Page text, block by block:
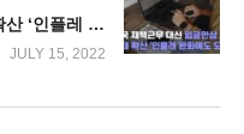
미국 재택근무 대신 임금인상 자제 확산 ‘인플레 완화에도 도움’
JULY 15, 2022